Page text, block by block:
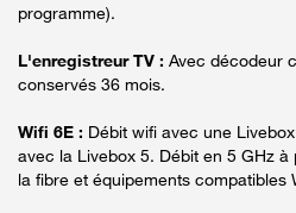
programme).
L'enregistreur TV : Avec décodeur
conservés 36 mois.
Wifi 6E : Débit wifi avec une
avec la Livebox 5. Débit en 5 GHz
la fibre et équipements compatibles